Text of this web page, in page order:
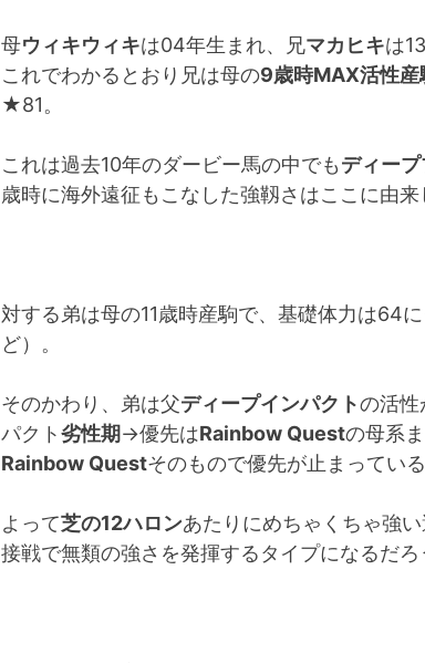
母ウィキウィキは04年生まれ、兄マカヒキは
これでわかるとおり兄は母の9歳時MAX活性産
★81。
これは過去10年のダービー馬の中でもディー
歳時に海外遠征もこなした強靱さはここに由来
対する弟は母の11歳時産駒で、基礎体力は64
ど）。
そのかわり、弟は父ディープインパクトの活性
パクト劣性期→優先はRainbow Questの母系
Rainbow Questそのもので優先が止まっている
よって芝の12ハロンあたりにめちゃくちゃ強
接戦で無類の強さを発揮するタイプになるだろ